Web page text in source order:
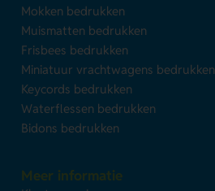
Mokken bedrukken
Muismatten bedrukken
Frisbees bedrukken
Miniatuur vrachtwagens bedrukken
Keycords bedrukken
Waterflessen bedrukken
Bidons bedrukken
Meer informatie